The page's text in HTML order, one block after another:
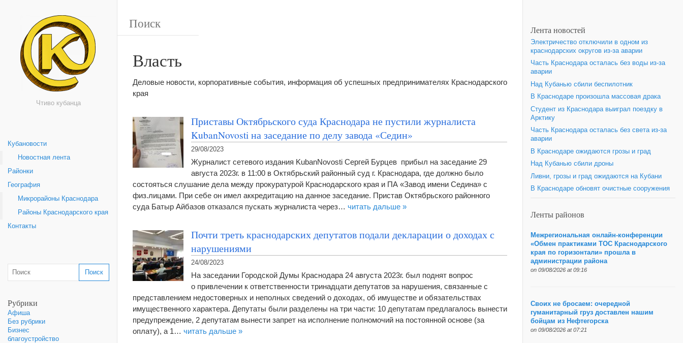
Чтиво кубанца
Кубановости
Новостная лента
Районки
География
Микрорайоны Краснодара
Районы Краснодарского края
Контакты
Рубрики
Афиша
Без рубрики
Бизнес
благоустройство
Власть
Деловые новости, корпоративные события, информация об успешных предпринимателях Краснодарского
края
Приставы Октябрьского суда Краснодара не пустили журналиста
KubanNovosti на заседание по делу завода «Седин»
29/08/2023
Журналист сетевого издания KubanNovosti Сергей Бурцев прибыл на заседание 29
августа 2023г. в 11:00 в Октябрьский районный суд г. Краснодара, где должно было
состояться слушание дела между прокуратурой Краснодарского края и ПА «Завод имени Седина» с
физ.лицами. При себе он имел аккредитацию на данное заседание. Пристав Октябрьского районного
суда Батыр Айбазов отказался пускать журналиста через… читать дальше »
Почти треть краснодарских депутатов подали декларации о доходах с
нарушениями
24/08/2023
На заседании Городской Думы Краснодара 24 августа 2023г. был поднят вопрос
о привлечении к ответственности тринадцати депутатов за нарушения, связанные с
представлением недостоверных и неполных сведений о доходах, об имуществе и обязательствах
имущественного характера. Депутаты были разделены на три части: 10 депутатам предлагалось вынести
предупреждение, 2 депутатам вынести запрет на исполнение полномочий на постоянной основе (за
оплату), а 1… читать дальше »
Лента новостей
Электричество отключили в одном из
краснодарских округов из-за аварии
Часть Краснодара осталась без воды из-за
аварии
Над Кубанью сбили беспилотник
В Краснодаре произошла массовая драка
Студент из Краснодара выиграл поездку в
Арктику
Часть Краснодара осталась без света из-за
аварии
В Краснодаре ожидаются грозы и град
Над Кубанью сбили дроны
Ливни, грозы и град ожидаются на Кубани
В Краснодаре обновят очистные сооружения
Ленты районов
Межрегиональная онлайн-конференции
«Обмен практиками ТОС Краснодарского
края по горизонтали» прошла в
администрации района
on 09/08/2026 at 09:16
Своих не бросаем: очередной
гуманитарный груз доставлен нашим
бойцам из Нефтегорска
on 09/08/2026 at 07:21